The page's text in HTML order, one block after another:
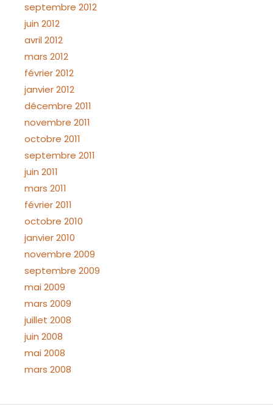
septembre 2012
juin 2012
avril 2012
mars 2012
février 2012
janvier 2012
décembre 2011
novembre 2011
octobre 2011
septembre 2011
juin 2011
mars 2011
février 2011
octobre 2010
janvier 2010
novembre 2009
septembre 2009
mai 2009
mars 2009
juillet 2008
juin 2008
mai 2008
mars 2008